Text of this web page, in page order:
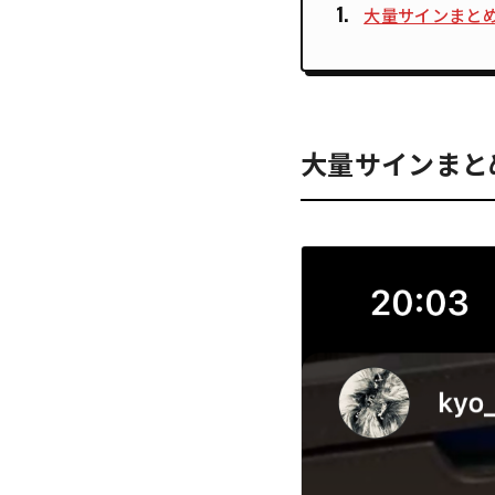
大量サインまと
大量サインま